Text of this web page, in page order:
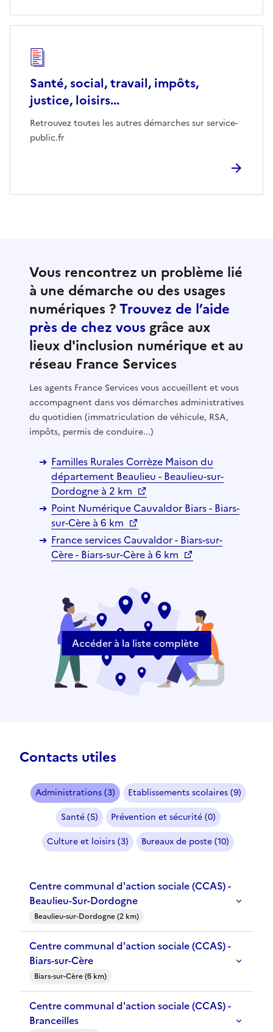
Santé, social, travail, impôts,
justice, loisirs...
Retrouvez toutes les autres démarches sur service-
public.fr
Vous rencontrez un problème lié
à une démarche ou des usages
numériques ?Trouvez de l’aide
près de chez vous grâce aux
lieux d'inclusion numérique et au
réseau France Services
Les agents France Services vous accueillent et vous
accompagnent dans vos démarches administratives
du quotidien (immatriculation de véhicule, RSA,
impôts, permis de conduire...)
Familles Rurales Corrèze Maison du
département Beaulieu - Beaulieu-sur-
Dordogne à 2 km
Point Numérique Cauvaldor Biars - Biars-
sur-Cère à 6 km
France services Cauvaldor - Biars-sur-
Cère - Biars-sur-Cère à 6 km
Accéder à la liste complète
Contacts utiles
Administrations (3)
Etablissements scolaires (9)
Santé (5)
Prévention et sécurité (0)
Culture et loisirs (3)
Bureaux de poste (10)
Centre communal d'action sociale (CCAS) -
Beaulieu-Sur-Dordogne
Beaulieu-sur-Dordogne (2 km)
Centre communal d'action sociale (CCAS) -
Biars-sur-Cère
Biars-sur-Cère (6 km)
Centre communal d'action sociale (CCAS) -
Branceilles